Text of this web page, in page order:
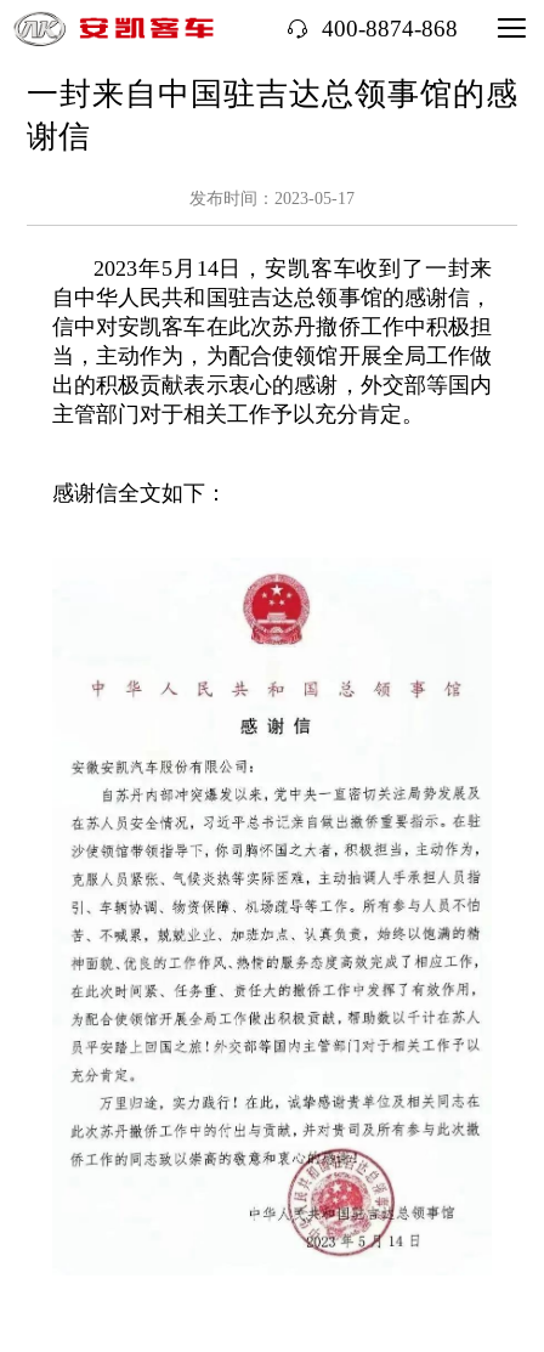
400-8874-868
一封来自中国驻吉达总领事馆的感
谢信
发布时间：2023-05-17
2023年5月14日，安凯客车收到了一封来
自中华人民共和国驻吉达总领事馆的感谢信，
信中对安凯客车在此次苏丹撤侨工作中积极担
当，主动作为，为配合使领馆开展全局工作做
出的积极贡献表示衷心的感谢，外交部等国内
主管部门对于相关工作予以充分肯定。
感谢信全文如下：